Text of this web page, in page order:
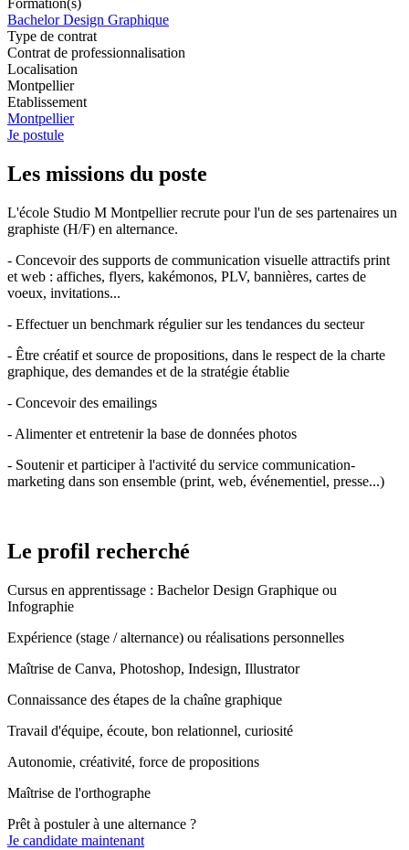
Formation(s)
Bachelor Design Graphique
Type de contrat
Contrat de professionnalisation
Localisation
Montpellier
Etablissement
Montpellier
Je postule
Les missions du poste
L'école Studio M Montpellier recrute pour l'un de ses partenaires un
graphiste (H/F) en alternance.
- Concevoir des supports de communication visuelle attractifs print
et web : affiches, flyers, kakémonos, PLV, bannières, cartes de
voeux, invitations...
- Effectuer un benchmark régulier sur les tendances du secteur
- Être créatif et source de propositions, dans le respect de la charte
graphique, des demandes et de la stratégie établie
- Concevoir des emailings
- Alimenter et entretenir la base de données photos
- Soutenir et participer à l'activité du service communication-
marketing dans son ensemble (print, web, événementiel, presse...)
Le profil recherché
Cursus en apprentissage : Bachelor Design Graphique ou
Infographie
Expérience (stage / alternance) ou réalisations personnelles
Maîtrise de Canva, Photoshop, Indesign, Illustrator
Connaissance des étapes de la chaîne graphique
Travail d'équipe, écoute, bon relationnel, curiosité
Autonomie, créativité, force de propositions
Maîtrise de l'orthographe
Prêt à postuler à une alternance ?
Je candidate maintenant